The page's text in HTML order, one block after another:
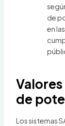
de
en
de
Los sistemas